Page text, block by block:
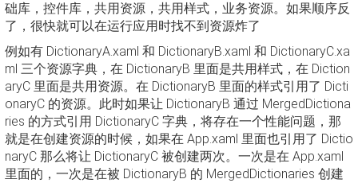
础库，控件库，共用资源，共用样式，业务资源。如果顺序反
了，很快就可以在运行应用时找不到资源炸了
例如有 DictionaryA.xaml 和 DictionaryB.xaml 和 DictionaryC.xa
ml 三个资源字典，在 DictionaryB 里面是共用样式，在 Diction
aryC 里面是共用资源。在 DictionaryB 里面的样式引用了 Dicti
onaryC 的资源。此时如果让 DictionaryB 通过 MergedDictiona
ries 的方式引用 DictionaryC 字典，将存在一个性能问题，那
就是在创建资源的时候，如果在 App.xaml 里面也引用了 Dictio
naryC 那么将让 DictionaryC 被创建两次。一次是在 App.xaml
里面的，一次是在被 DictionaryB 的 MergedDictionaries 创建